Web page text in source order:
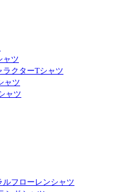
ャツ
ラクターTシャツ
ャツ
ャツ
ルフローレンシャツ